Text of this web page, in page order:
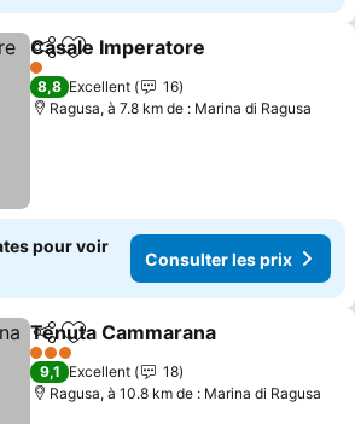
PartagerAjouter à mes favoris
Casale Imperatore
1 Étoiles
8,8 Excellent
16
Ragusa, à 7.8 km de : Marina di Ragusa
pour voir
Consulter les prix
PartagerAjouter à mes favoris
Tenuta Cammarana
3 Étoiles
9,1 Excellent
18
Ragusa, à 10.8 km de : Marina di Ragusa